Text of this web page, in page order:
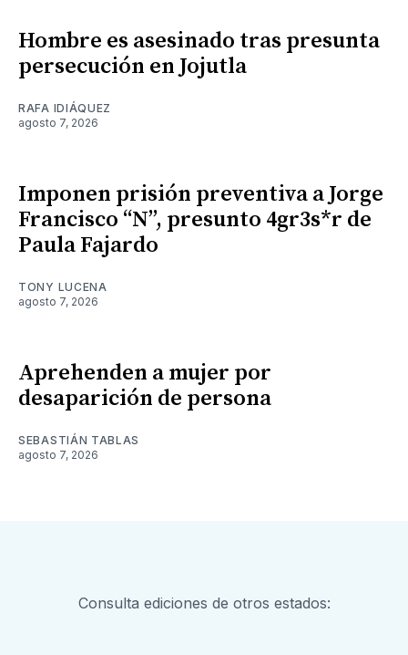
Hombre es asesinado tras presunta
persecución en Jojutla
RAFA IDIÁQUEZ
agosto 7, 2026
Imponen prisión preventiva a Jorge
Francisco “N”, presunto 4gr3s*r de
Paula Fajardo
TONY LUCENA
agosto 7, 2026
Aprehenden a mujer por
desaparición de persona
SEBASTIÁN TABLAS
agosto 7, 2026
Consulta ediciones de otros estados: